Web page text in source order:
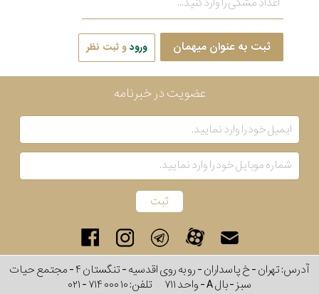
ثبت به عنوان میهمان ورودو ثبت نظر
عضویت در خبرنامه
آدرس: تهران - خ پاسداران - رو به روی اقدسیه - تنگستان ۴ - مجتمع حیات
سبز - بال A - واحد ۷۱۱
تلفن:۰۲۱ - ۷۱۴ ۰۰۰ ۱۰